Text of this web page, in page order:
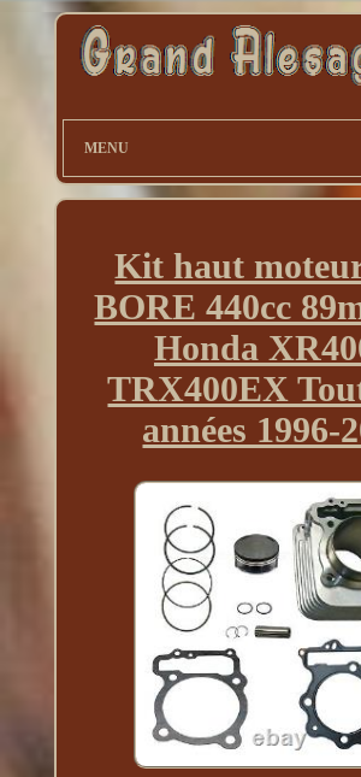
MENU
Kit haut
BORE 440cc
Honda
TRX400EX
années 1996-